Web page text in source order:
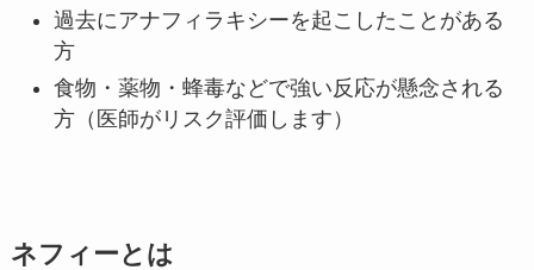
過去にアナフィラキシーを起こしたことがある
方
食物・薬物・蜂毒などで強い反応が懸念される
方（医師がリスク評価します）
ネフィーと は